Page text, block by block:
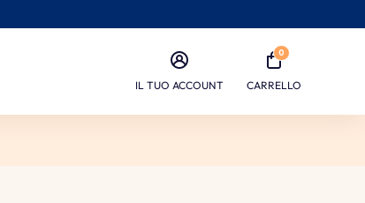
IL TUO ACCOUNT
0
CARRELLO